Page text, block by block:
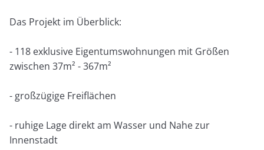
Das Projekt im Überblick:
- 118 exklusive Eigentumswohnungen mit Größen
zwischen 37m² - 367m²
- großzügige Freiflächen
- ruhige Lage direkt am Wasser und Nahe zur
Innenstadt